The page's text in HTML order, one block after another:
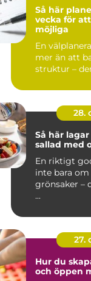
Så här
vecka för
möjliga
En
mer än att
struktur –
28.
Så här
sallad med
En riktigt
inte bara om
grönsaker –
...
27.
Hur du
och öppen